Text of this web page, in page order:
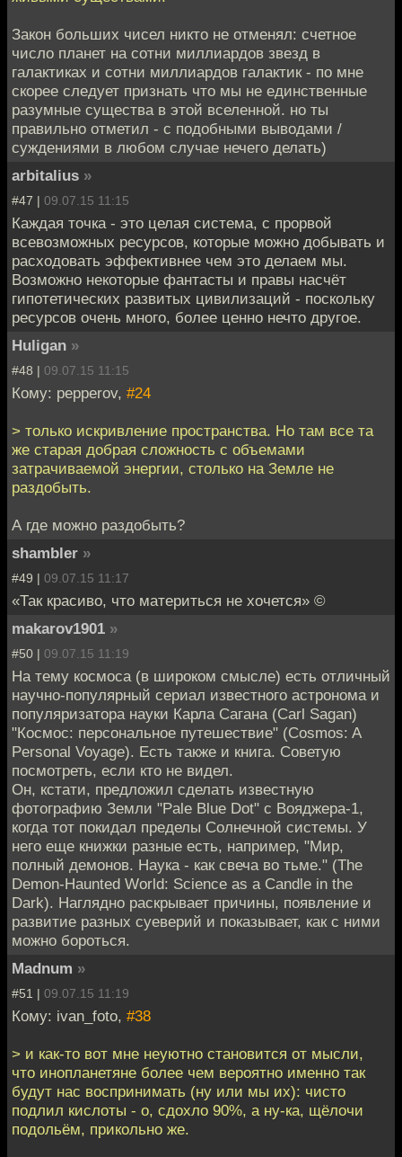
Закон больших чисел никто не отменял: счетное
число планет на сотни миллиардов звезд в
галактиках и сотни миллиардов галактик - по мне
скорее следует признать что мы не единственные
разумные существа в этой вселенной. но ты
правильно отметил - с подобными выводами /
суждениями в любом случае нечего делать)
arbitalius »
#47 | 09.07.15 11:15
Каждая точка - это целая система, с прорвой
всевозможных ресурсов, которые можно добывать и
расходовать эффективнее чем это делаем мы.
Возможно некоторые фантасты и правы насчёт
гипотетических развитых цивилизаций - поскольку
ресурсов очень много, более ценно нечто другое.
Huligan »
#48 | 09.07.15 11:15
Кому: pepperov, #24
> только искривление пространства. Но там все та
же старая добрая сложность с объемами
затрачиваемой энергии, столько на Земле не
раздобыть.
А где можно раздобыть?
shambler »
#49 | 09.07.15 11:17
«Так красиво, что материться не хочется» ©
makarov1901 »
#50 | 09.07.15 11:19
На тему космоса (в широком смысле) есть отличный
научно-популярный сериал известного астронома и
популяризатора науки Карла Сагана (Carl Sagan)
"Космос: персональное путешествие" (Cosmos: A
Personal Voyage). Есть также и книга. Советую
посмотреть, если кто не видел.
Он, кстати, предложил сделать известную
фотографию Земли "Pale Blue Dot" с Вояджера-1,
когда тот покидал пределы Солнечной системы. У
него еще книжки разные есть, например, "Мир,
полный демонов. Наука - как свеча во тьме." (The
Demon-Haunted World: Science as a Candle in the
Dark). Наглядно раскрывает причины, появление и
развитие разных суеверий и показывает, как с ними
можно бороться.
Madnum »
#51 | 09.07.15 11:19
Кому: ivan_foto, #38
> и как-то вот мне неуютно становится от мысли,
что инопланетяне более чем вероятно именно так
будут нас воспринимать (ну или мы их): чисто
подлил кислоты - о, сдохло 90%, а ну-ка, щёлочи
подольём, прикольно же.